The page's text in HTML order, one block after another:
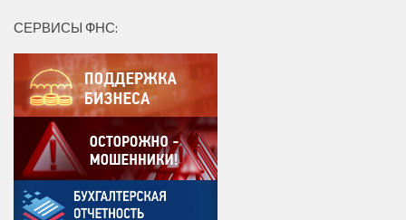
СЕРВИСЫ ФНС: